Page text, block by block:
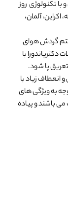
تکنولوژی روز
آلمان،
گردش هوای
با
پا شود.
زیاد با
به ویژگی های
باشند و پیاده